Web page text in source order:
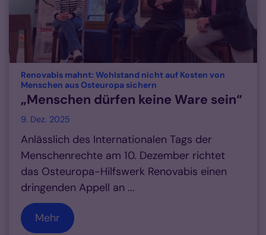
Renovabis mahnt: Wohlstand nicht auf Kosten von
Menschen aus Osteuropa sichern
„Menschen dürfen keine Ware sein“
9. Dez. 2025
Anlässlich des Internationalen Tags der
Menschenrechte am 10. Dezember richtet
das Osteuropa-Hilfswerk Renovabis einen
dringenden Appell an ...
Mehr